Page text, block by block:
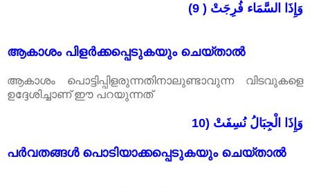
(9 ) وَإِذَا السَّمَاء فُرِجَتْ
ആകാശം പിളർക്കപ്പെടുകയും ചെയ്താൽ
ആകാശം പൊട്ടിപ്പിളരുന്നതിനാലുണ്ടാവുന്ന വിടവുകളെ
ഉദ്ദേശിച്ചാണ്‌ ഈ പറയുന്നത്
10) وَإِذَا الْجِبَالُ نُسِفَتْ
പർവതങ്ങൾ പൊടിയാക്കപ്പെടുകയും ചെയ്താൽ